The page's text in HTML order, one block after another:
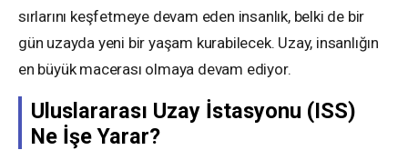
sırlarını keşfetmeye devam eden insanlık, belki de bir
gün uzayda yeni bir yaşam kurabilecek. Uzay, insanlığın
en büyük macerası olmaya devam ediyor.
Uluslararası Uzay İstasyonu (ISS)
Ne İşe Yarar?